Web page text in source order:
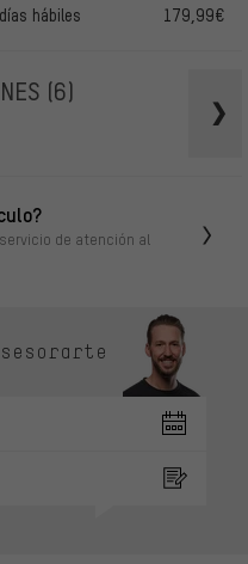
hábiles
179,99€
(6)
de atención al